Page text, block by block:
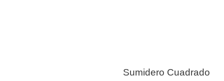
Sumidero Cuadrado